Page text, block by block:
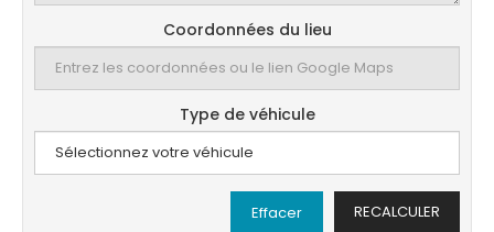
Coordonnées du lieu
Type de véhicule
RECALCULER
Effacer